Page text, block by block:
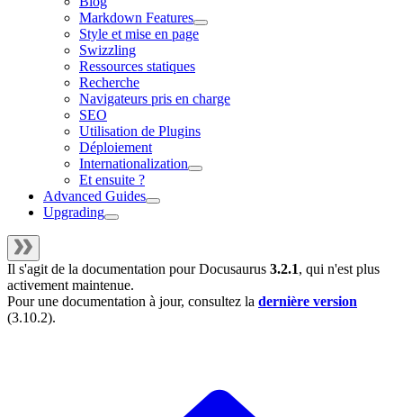
Markdown Features
Style et mise en page
Swizzling
Ressources statiques
Recherche
Navigateurs pris en charge
SEO
Utilisation de Plugins
Déploiement
Internationalization
Et ensuite ?
Advanced Guides
Upgrading
Il s'agit de la documentation pourDocusaurus 3.2.1, qui n'est plus
activement maintenue.
Pour une documentation à jour, consultez la dernière version
(3.10.2).